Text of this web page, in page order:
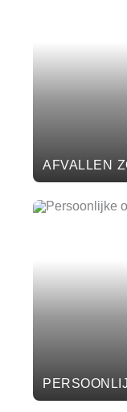
AFVALLEN